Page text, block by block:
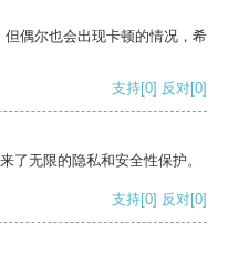
偶尔也会出现卡顿的情况，希
支持[0] 反对[0]
了无限的隐私和安全性保护。
支持[0] 反对[0]